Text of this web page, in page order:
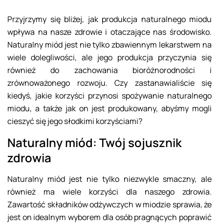
Przyjrzymy się bliżej, jak produkcja naturalnego miodu
wpływa na nasze zdrowie i otaczające nas środowisko.
Naturalny miód jest nie tylko zbawiennym lekarstwem na
wiele dolegliwości, ale jego produkcja przyczynia się
również do zachowania bioróżnorodności i
zrównoważonego rozwoju. Czy zastanawialiście się
kiedyś, jakie korzyści przynosi spożywanie naturalnego
miodu, a także jak on jest produkowany, abyśmy mogli
cieszyć się jego słodkimi korzyściami?
Naturalny miód: Twój sojusznik
zdrowia
Naturalny miód jest nie tylko niezwykle smaczny, ale
również ma wiele korzyści dla naszego zdrowia.
Zawartość składników odżywczych w miodzie sprawia, że
jest on idealnym wyborem dla osób pragnących poprawić